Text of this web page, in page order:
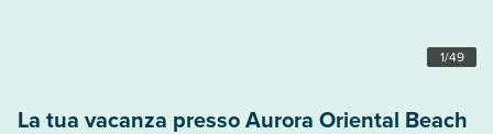
1/49
La tua vacanza presso Aurora Oriental Beach